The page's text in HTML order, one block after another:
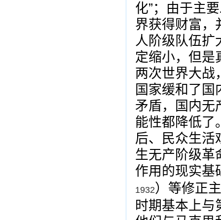
化”；由于主
界获得财富，
人阶级队伍扩
定缩小，但是
两次世界大战
国家缓和了
矛盾，国内无
能性都降低了
后、民众生活
生无产阶级革
作用的现实基
1932）等修正
时期基本上与